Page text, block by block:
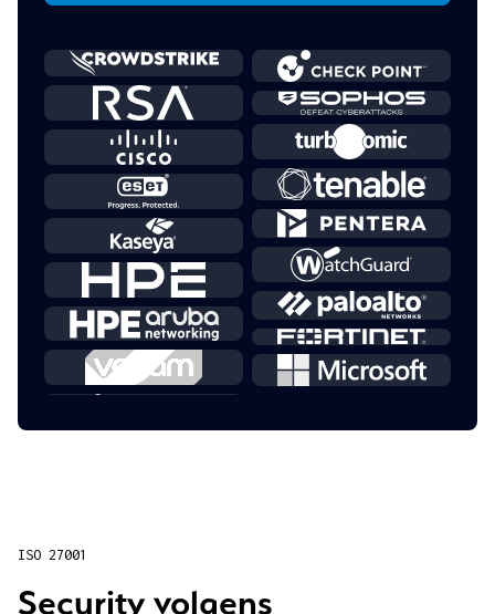
ISO 27001
Security volgens